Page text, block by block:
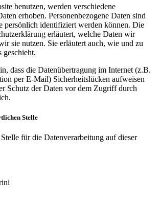
benutzen, werden verschiedene
erhoben. Personenbezogene Daten sind
persönlich identifiziert werden können. Die
erläutert, welche Daten wir
sie nutzen. Sie erläutert auch, wie und zu
geschieht.
dass die Datenübertragung im Internet (z.B.
per E-Mail) Sicherheitslücken aufweisen
Schutz der Daten vor dem Zugriff durch
Stelle
für die Datenverarbeitung auf dieser